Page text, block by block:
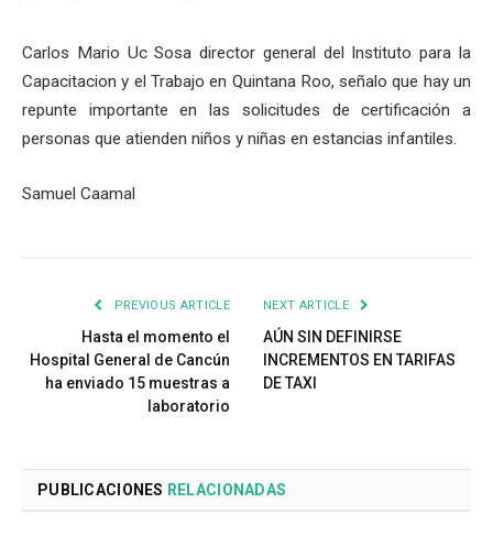
Carlos Mario Uc Sosa director general del Instituto para la
Capacitacion y el Trabajo en Quintana Roo, señalo que hay un
repunte importante en las solicitudes de certificación a
personas que atienden niños y niñas en estancias infantiles.
Samuel Caamal
PREVIOUS ARTICLE
Hasta el momento el
Hospital General de Cancún
ha enviado 15 muestras a
laboratorio
NEXT ARTICLE
AÚN SIN DEFINIRSE
INCREMENTOS EN TARIFAS
DE TAXI
PUBLICACIONES RELACIONADAS